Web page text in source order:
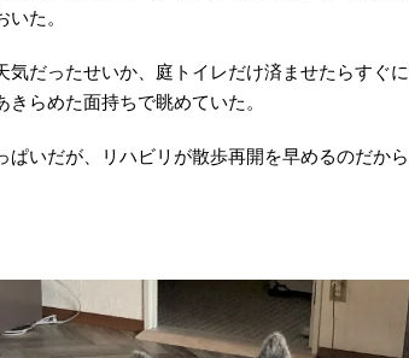
いた。
気だったせいか、庭トイレだけ済ませたらすぐ
きらめた面持ちで眺めていた。
ぱいだが、リハビリが散歩再開を早めるのだか